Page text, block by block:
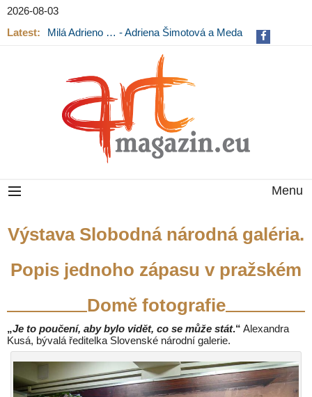
2026-08-03
Latest:
Milá Adrieno … - Adriena Šimotová a Meda
Menu
Výstava Slobodná národná galéria.
Popis jednoho zápasu v pražském
Domě fotografie
„Je to poučení, aby bylo vidět, co se může stát.“ Alexandra
Kusá, bývalá ředitelka Slovenské národní galerie.